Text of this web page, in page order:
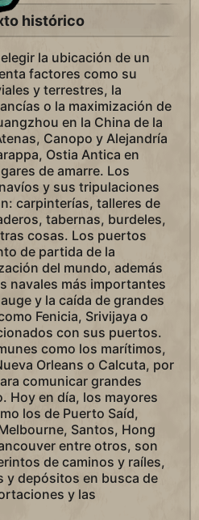
histórico
la ubicación de un
factores como su
y terrestres, la
o la maximización de
en la China de la
Canopo y Alejandría
Ostia Antica en
de amarre. Los
y sus tripulaciones
carpinterías, talleres de
tabernas, burdeles,
cosas. Los puertos
de partida de la
del mundo, además
navales más importantes
y la caída de grandes
Fenicia, Srivijaya o
con sus puertos.
como los marítimos,
Orleans o Calcuta, por
comunicar grandes
Hoy en día, los mayores
los de Puerto Saíd,
Santos, Hong
entre otros, son
de caminos y raíles,
y depósitos en busca de
y las